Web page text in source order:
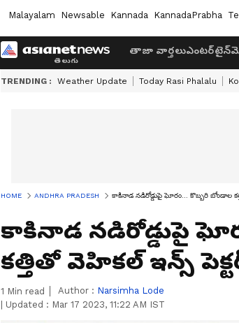
Malayalam Newsable Kannada KannadaPrabha
తాజా వార్తలు
TRENDING : Weather Update Today Rasi Phalalu
HOME ANDHRA PRADESH కాకినాడ నడిరోడ్డుపై ఘోరం... కొబ్బరి బోండాల
కాకినాడ నడిరోడ్డుపై
కత్తితో వెహికల్ ఇన్స్
1 Min read Author : Narsimha Lode
Updated : Mar 17 2023, 11:22 AM IST